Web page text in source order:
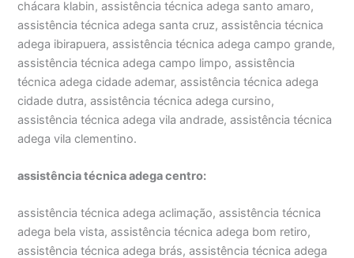
chácara klabin, assistência técnica adega santo amaro,
assistência técnica adega santa cruz, assistência técnica
adega ibirapuera, assistência técnica adega campo grande,
assistência técnica adega campo limpo, assistência
técnica adega cidade ademar, assistência técnica adega
cidade dutra, assistência técnica adega cursino,
assistência técnica adega vila andrade, assistência técnica
adega vila clementino.
assistência técnica adega centro:
assistência técnica adega aclimação, assistência técnica
adega bela vista, assistência técnica adega bom retiro,
assistência técnica adega brás, assistência técnica adega